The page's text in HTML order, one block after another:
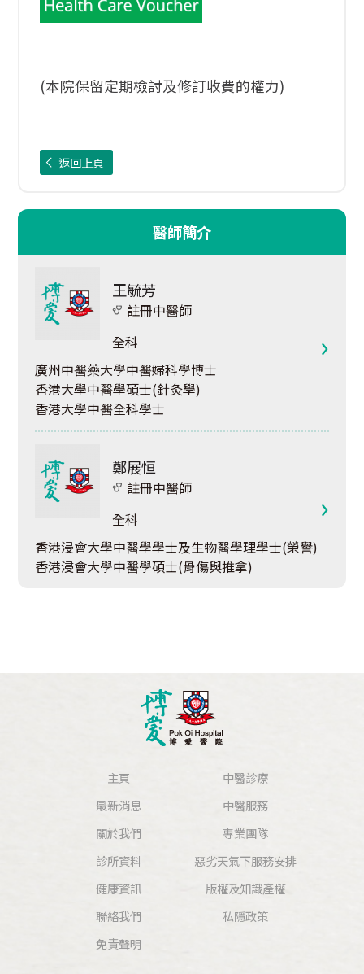
(本院保留定期檢討及修訂收費的權力)
返回上頁
醫師簡介
王毓芳
註冊中醫師
全科
廣州中醫藥大學中醫婦科學博士
香港大學中醫學碩士(針灸學)
香港大學中醫全科學士
鄭展恒
註冊中醫師
全科
香港浸會大學中醫學學士及生物醫學理學士(榮譽)
香港浸會大學中醫學碩士(骨傷與推拿)
主頁
最新消息
關於我們
中醫診療
中醫服務
專業團隊
診所資料
健康資訊
聯絡我們
惡劣天氣下服務安排
版權及知識產權
私隱政策
免責聲明